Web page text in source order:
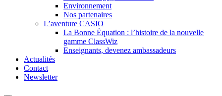
Environnement
Nos partenaires
L’aventure CASIO
La Bonne Équation : l’histoire de la nouvelle
gamme ClassWiz
Enseignants, devenez ambassadeurs
Actualités
Contact
Newsletter